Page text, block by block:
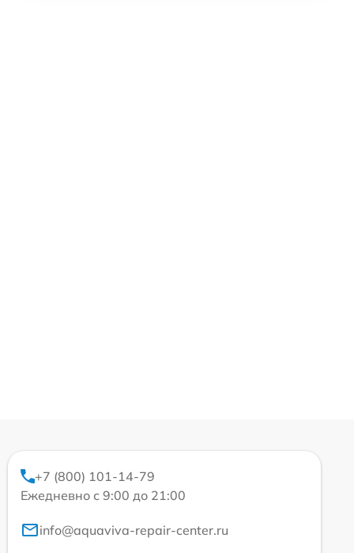
+7 (800) 101-14-79
Ежедневно с 9:00 до 21:00
info@aquaviva-repair-center.ru